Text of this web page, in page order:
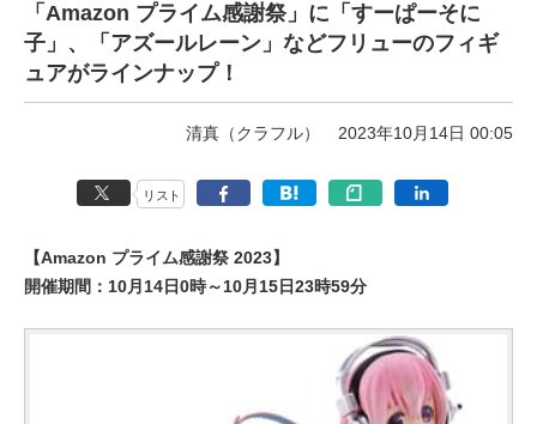
「Amazon プライム感謝祭」に「すーぱーそに
子」、「アズールレーン」などフリューのフィギ
ュアがラインナップ！
清真（クラフル） 2023年10月14日 00:05
リスト
【Amazon プライム感謝祭 2023】
開催期間：10月14日0時～10月15日23時59分